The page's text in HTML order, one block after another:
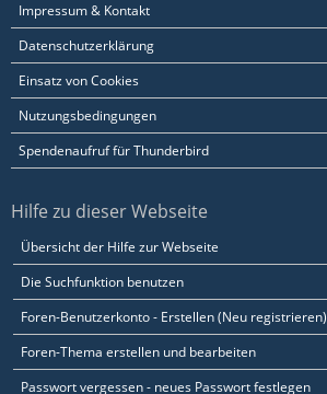
Impressum & Kontakt
Datenschutzerklärung
Einsatz von Cookies
Nutzungsbedingungen
Spendenaufruf für Thunderbird
Hilfe zu dieser Webseite
Übersicht der Hilfe zur Webseite
Die Suchfunktion benutzen
Foren-Benutzerkonto - Erstellen (Neu registrieren)
Foren-Thema erstellen und bearbeiten
Passwort vergessen - neues Passwort festlegen